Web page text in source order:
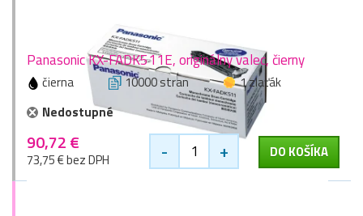
Panasonic KX-FADK511E, originálny valec, čierny
čierna 10000 stran
1 zlaťák
Nedostupné
90,72 €
73,75 € bez DPH - + DO KOŠÍKA